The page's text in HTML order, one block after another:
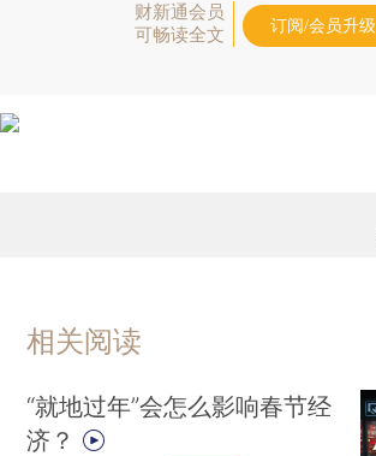
财新通会员
可畅读全文
订阅/会员升级
相关阅读
“就地过年”会怎么影响春节经
济？